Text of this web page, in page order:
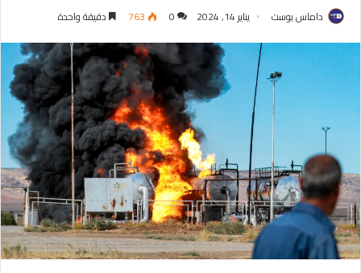
داماس بوست يناير 14, 2024 0
763 دقيقة واحدة